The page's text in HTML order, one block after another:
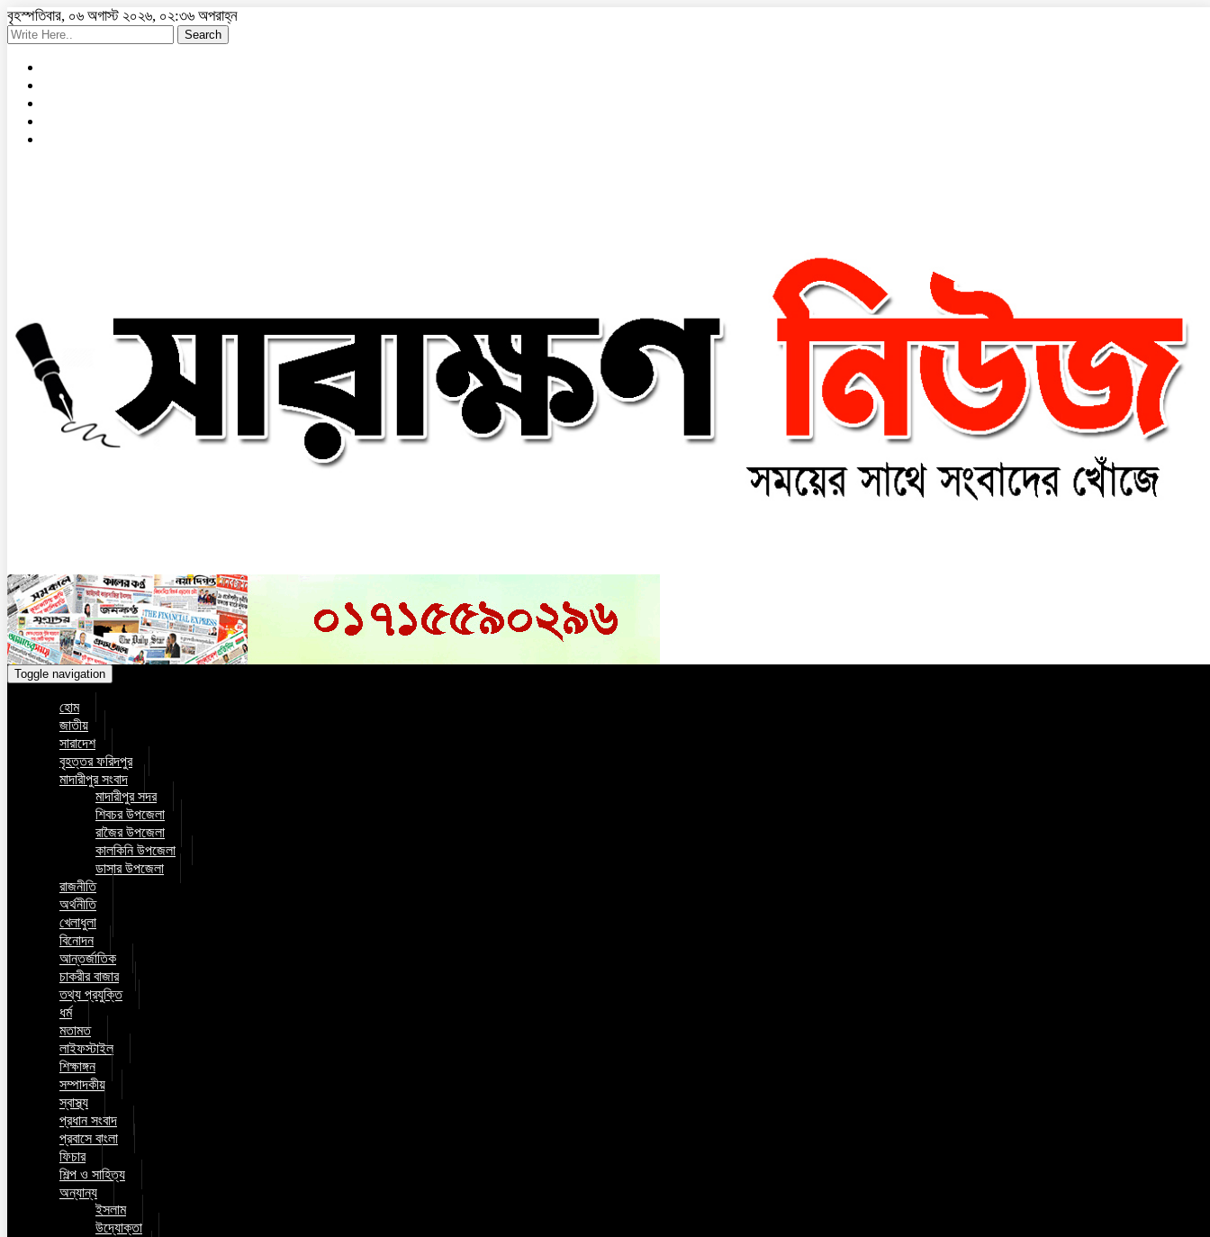
বৃহস্পতিবার, ০৬ অগাস্ট ২০২৬, ০২:৩৬ অপরাহ্ন
Search
Toggle navigation
হোম
জাতীয়
সারাদেশ
বৃহত্তর ফরিদপুর
মাদারীপুর সংবাদ
মাদারীপুর সদর
শিবচর উপজেলা
রাজৈর উপজেলা
কালকিনি উপজেলা
ডাসার উপজেলা
রাজনীতি
অর্থনীতি
খেলাধুলা
বিনোদন
আন্তর্জাতিক
চাকরীর বাজার
তথ্য প্রযুক্তি
ধর্ম
মতামত
লাইফস্টাইল
শিক্ষাঙ্গন
সম্পাদকীয়
স্বাস্থ্য
প্রধান সংবাদ
প্রবাসে বাংলা
ফিচার
শিল্প ও সাহিত্য
অন্যান্য
ইসলাম
উদ্যোক্তা